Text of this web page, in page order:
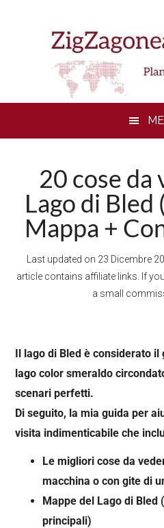
20 cose da
Lago di Bled
Mappa +
Last updated on 23 Dicembre
article contains affiliate links. If
a small
Il lago di Bled è considerato
lago color smeraldo
scenari perfetti.
Di seguito, la mia guida per
visita indimenticabile che
Le migliori cose da
macchina o con gite di
Mappe del Lago di Bled
principali)